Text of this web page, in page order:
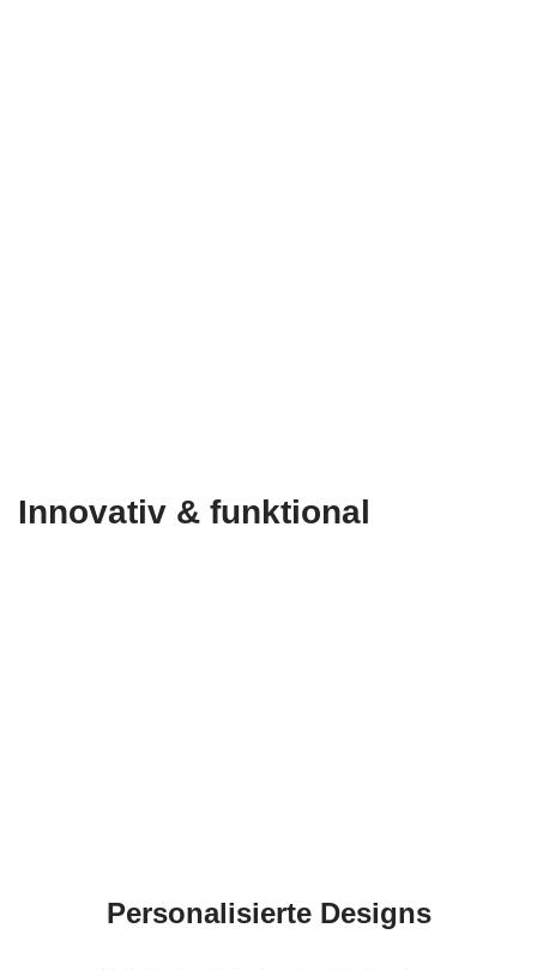
Innovativ & funktional
Personalisierte Designs